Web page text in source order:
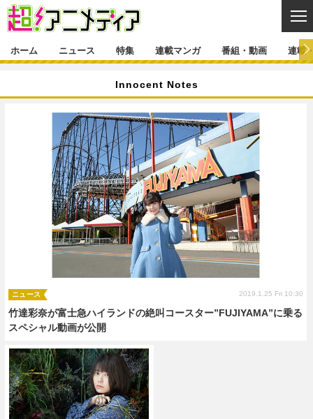
ゲーム・アプリ マンガ
映画
グッズ イベント
声優 コスプレ
舞台 新帝スタ
特集一覧 カバー
インタビュー レポート
ラキりす
連載マンガ一覧 連載一覧
番組・動画
番組・動画一覧 ラジオ
動画
連載・ブログ
連載・ブログ一覧 コラム
編集部ブログ・お知らせ
ホーム ニュース 特集 連載マンガ 番組・動画 連載
Innocent Notes
竹達彩奈が富士急ハイランドの絶叫コースター”FUJIYAMA”に乗る
スペシャル動画が公開
ニュース 2019.1.25 Fri 10:30